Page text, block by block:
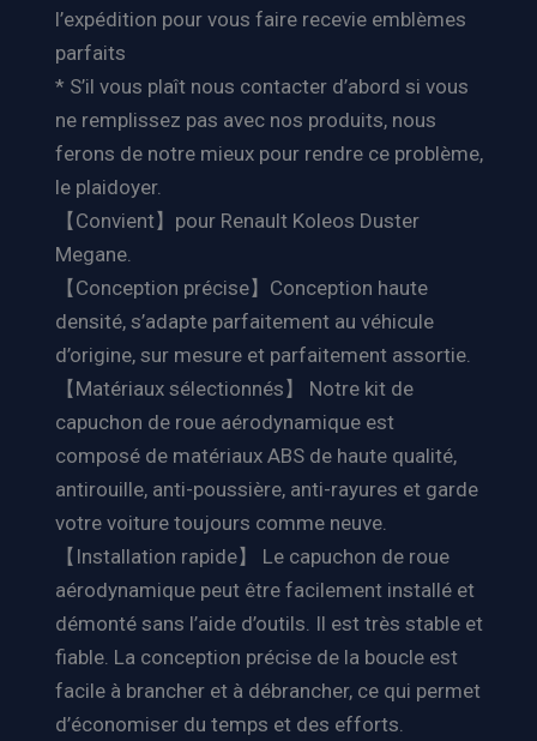
l’expédition pour vous faire recevie emblèmes
parfaits
* S’il vous plaît nous contacter d’abord si vous
ne remplissez pas avec nos produits, nous
ferons de notre mieux pour rendre ce problème,
le plaidoyer.
【Convient】pour Renault Koleos Duster
Megane.
【Conception précise】Conception haute
densité, s’adapte parfaitement au véhicule
d’origine, sur mesure et parfaitement assortie.
【Matériaux sélectionnés】 Notre kit de
capuchon de roue aérodynamique est
composé de matériaux ABS de haute qualité,
antirouille, anti-poussière, anti-rayures et garde
votre voiture toujours comme neuve.
【Installation rapide】 Le capuchon de roue
aérodynamique peut être facilement installé et
démonté sans l’aide d’outils. Il est très stable et
fiable. La conception précise de la boucle est
facile à brancher et à débrancher, ce qui permet
d’économiser du temps et des efforts.